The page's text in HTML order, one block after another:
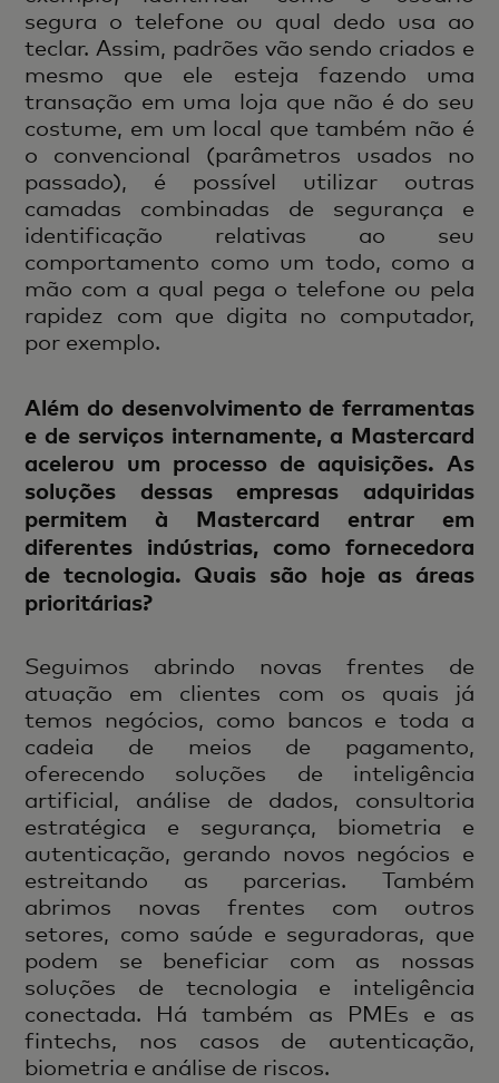
segura o telefone ou qual dedo usa ao
teclar. Assim, padrões vão sendo criados e
mesmo que ele esteja fazendo uma
transação em uma loja que não é do seu
costume, em um local que também não é
o convencional (parâmetros usados no
passado), é possível utilizar outras
camadas combinadas de segurança e
identificação relativas ao seu
comportamento como um todo, como a
mão com a qual pega o telefone ou pela
rapidez com que digita no computador,
por exemplo.
Além do desenvolvimento de ferramentas
e de serviços internamente, a Mastercard
acelerou um processo de aquisições. As
soluções dessas empresas adquiridas
permitem à Mastercard entrar em
diferentes indústrias, como fornecedora
de tecnologia. Quais são hoje as áreas
prioritárias?
Seguimos abrindo novas frentes de
atuação em clientes com os quais já
temos negócios, como bancos e toda a
cadeia de meios de pagamento,
oferecendo soluções de inteligência
artificial, análise de dados, consultoria
estratégica e segurança, biometria e
autenticação, gerando novos negócios e
estreitando as parcerias. Também
abrimos novas frentes com outros
setores, como saúde e seguradoras, que
podem se beneficiar com as nossas
soluções de tecnologia e inteligência
conectada. Há também as PMEs e as
fintechs, nos casos de autenticação,
biometria e análise de riscos.